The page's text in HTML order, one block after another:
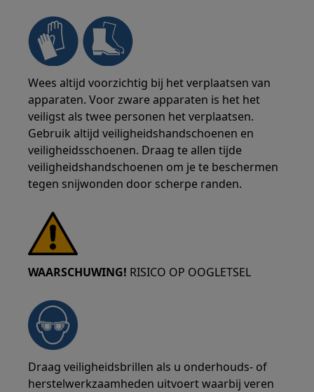
Wees altijd voorzichtig bij het verplaatsen van
apparaten. Voor zware apparaten is het het
veiligst als twee personen het verplaatsen.
Gebruik altijd veiligheidshandschoenen en
veiligheidsschoenen. Draag te allen tijde
veiligheidshandschoenen om je te beschermen
tegen snijwonden door scherpe randen.
WAARSCHUWING! RISICO OP OOGLETSEL
Draag veiligheidsbrillen als u onderhouds- of
herstelwerkzaamheden uitvoert waarbij veren